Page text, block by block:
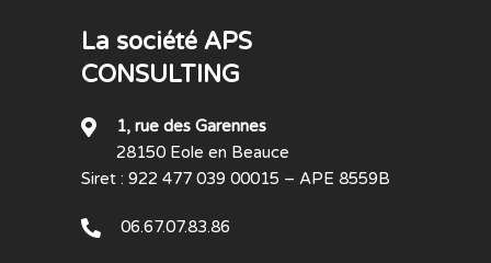
La société APS
CONSULTING
1, rue des Garennes
28150 Eole en Beauce
Siret : 922 477 039 00015 – APE 8559B
06.67.07.83.86